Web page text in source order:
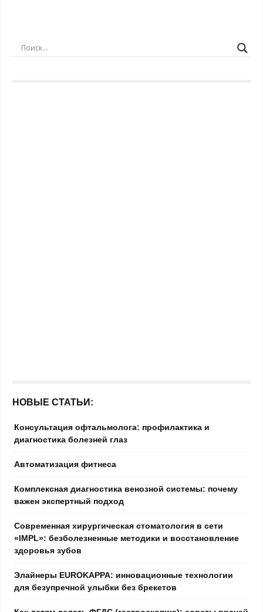
НОВЫЕ СТАТЬИ:
Консультация офтальмолога: профилактика и
диагностика болезней глаз
Автоматизация фитнеса
Комплексная диагностика венозной системы: почему
важен экспертный подход
Современная хирургическая стоматология в сети
«IMPL»: безболезненные методики и восстановление
здоровья зубов
Элайнеры EUROKAPPA: инновационные технологии
для безупречной улыбки без брекетов